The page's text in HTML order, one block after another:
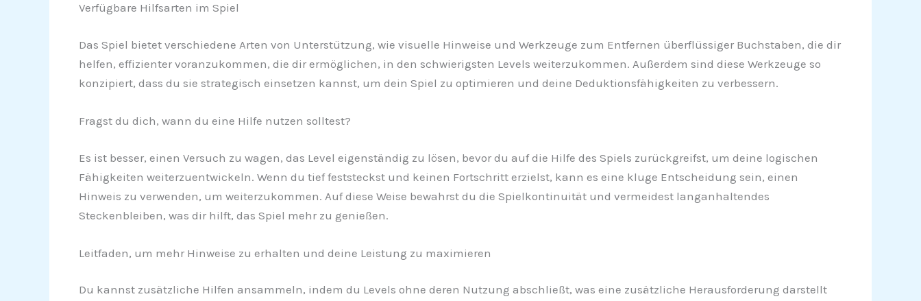
Verfügbare Hilfsarten im Spiel
Das Spiel bietet verschiedene Arten von Unterstützung, wie visuelle Hinweise und Werkzeuge zum Entfernen überflüssiger Buchstaben, die dir
helfen, effizienter voranzukommen, die dir ermöglichen, in den schwierigsten Levels weiterzukommen. Außerdem sind diese Werkzeuge so
konzipiert, dass du sie strategisch einsetzen kannst, um dein Spiel zu optimieren und deine Deduktionsfähigkeiten zu verbessern.
Fragst du dich, wann du eine Hilfe nutzen solltest?
Es ist besser, einen Versuch zu wagen, das Level eigenständig zu lösen, bevor du auf die Hilfe des Spiels zurückgreifst, um deine logischen
Fähigkeiten weiterzuentwickeln. Wenn du tief feststeckst und keinen Fortschritt erzielst, kann es eine kluge Entscheidung sein, einen
Hinweis zu verwenden, um weiterzukommen. Auf diese Weise bewahrst du die Spielkontinuität und vermeidest langanhaltendes
Steckenbleiben, was dir hilft, das Spiel mehr zu genießen.
Leitfaden, um mehr Hinweise zu erhalten und deine Leistung zu maximieren
Du kannst zusätzliche Hilfen ansammeln, indem du Levels ohne deren Nutzung abschließt, was eine zusätzliche Herausforderung darstellt